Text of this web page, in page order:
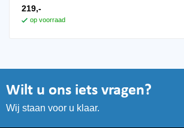
219,-
op voorraad
Wilt u ons iets vragen?
Wij staan voor u klaar.